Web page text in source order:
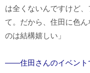
は全くないんですけど
て。だから、住田に色
のは結構嬉しい」
――住田さんのイベント